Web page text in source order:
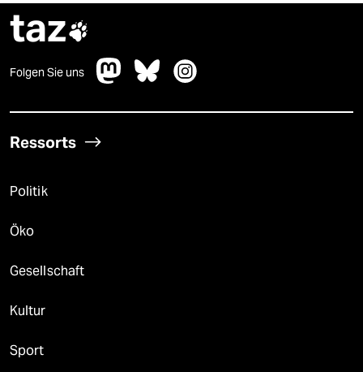
taz
Folgen Sie uns
Ressorts
Politik
Öko
Gesellschaft
Kultur
Sport